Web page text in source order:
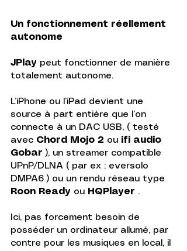
Un fonctionnement réellement
autonome
JPlay peut fonctionner de manière
totalement autonome.
L’iPhone ou l’iPad devient une
source à part entière que l’on
connecte à un DAC USB, ( testé
avec Chord Mojo 2 ou ifi audio
Gobar ), un streamer compatible
UPnP/DLNA ( par ex : eversolo
DMPA6 ) ou un rendu réseau type
Roon Ready ou HQPlayer .
Ici, pas forcement besoin de
posséder un ordinateur allumé, par
contre pour les musiques en local, il